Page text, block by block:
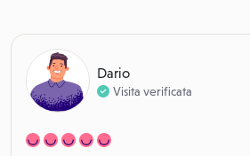
Dario
Visita verificata